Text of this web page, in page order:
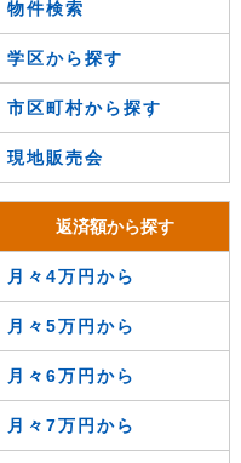
物件検索
学区から探す
市区町村から探す
現地販売会
返済額から探す
月々4万円から
月々5万円から
月々6万円から
月々7万円から